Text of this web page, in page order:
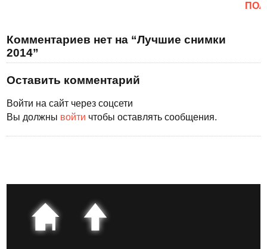
Комментариев нет на “Лучшие снимки
2014”
Оставить комментарий
Войти на сайт через соцсети
Вы должны войти чтобы оставлять сообщения.